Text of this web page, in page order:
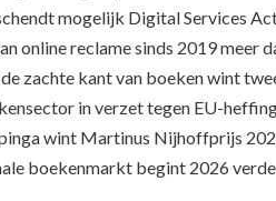
mogelijk Digital Services
online reclame sinds 2019 meer
zachte kant van boeken wint
in verzet tegen EU-
wint Martinus Nijhoffprijs
boekenmarkt begint 2026